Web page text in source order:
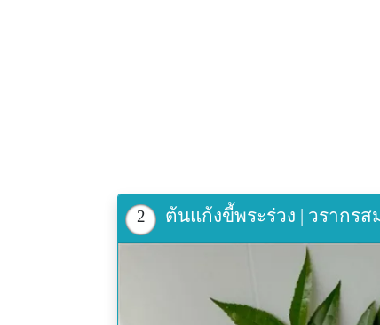
2 ต้นแก้งขี้พระร่วง | วรากร